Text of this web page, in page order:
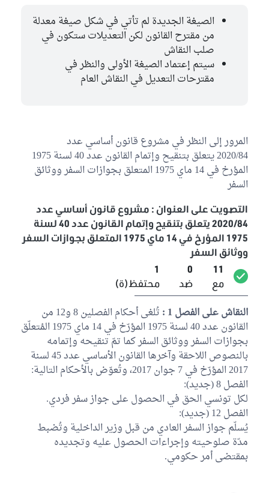
الصيغة الجديدة لم تأتي في شكل صيغة معدلة
من مقترح القانون لكن التعديلات ستكون في
صلب النقاش
سيتم إعتماد الصيغة الأولى والنظر في
مقترحات التعديل في النقاش العام
المرور إلى النظر في مشروع قانون أساسي عدد
2020/84 يتعلق بتنقيح وإتمام القانون عدد 40 لسنة 1975
المؤرخ في 14 ماي 1975 المتعلق بجوازات السفر ووثائق
السفر
التصويت على العنوان : مشروع قانون أساسي عدد
2020/84 يتعلق بتنقيح وإتمام القانون عدد 40 لسنة
1975 المؤرخ في 14 ماي 1975 المتعلق بجوازات السفر
ووثائق السفر
11
مع
0
ضد
1
محتفظ(ة)
النقاش على الفصل 1 :
تُلغى أحكام الفصلين 8 و12 من
القانون عدد 40 لسنة 1975 المؤرّخ في 14 ماي 1975 المُتعلّق
بجوازات السفر ووثائق السفر كما تمّ تنقيحه وإتمامه
بالنصوص اللاحقة وآخرها القانون الأساسي عدد 45 لسنة
2017 المؤرّخ في 7 جوان 2017، وتُعوّض بالأحكام التالية:
الفصل 8 (جديد):
لكل تونسي الحق في الحصول على جواز سفر فردي.
الفصل 12 (جديد):
يُسلّم جواز السفر العادي من قبل وزير الداخلية وتُضبط
مدّة صلوحيته وإجراءات الحصول عليه وتجديده
بمقتضى أمر حكومي.